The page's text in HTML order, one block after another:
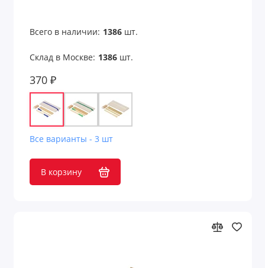
Всего в наличии: 1386шт.
Склад в Москве: 1386шт.
370 ₽
Все варианты - 3 шт
В корзину